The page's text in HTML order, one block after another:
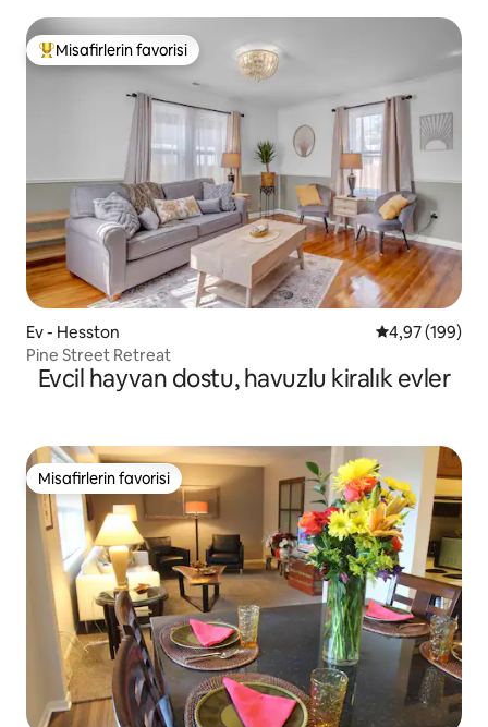
Misafirlerin favorilerinden en beğenilenler arasında
Misafirlerin favorisi
Ev - Hesston 5 üzerinden
4,97 (199)
Pine Street Retreat
Evcil hayvan dostu, havuzlu kiralık evler
Misafirlerin favorisi
Misafirlerin favorisi